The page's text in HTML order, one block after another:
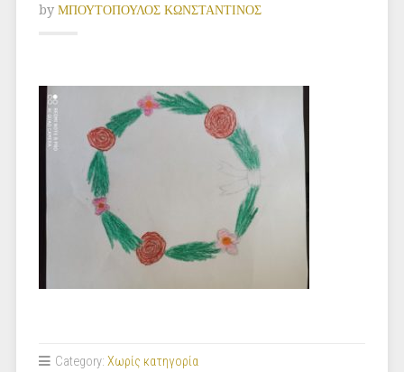
by ΜΠΟΥΤΟΠΟΥΛΟΣ ΚΩΝΣΤΑΝΤΙΝΟΣ
Category: Χωρίς κατηγορία